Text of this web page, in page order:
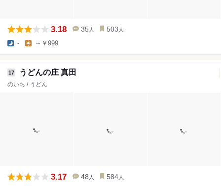
3.18 35 人 503 人
- ～￥999
17 うどんの庄 真田
のいち / うどん
3.17 48 人 584 人